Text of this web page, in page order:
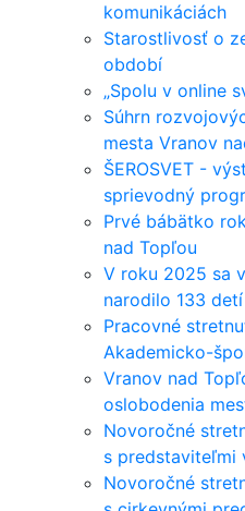
komunikáciách
Starostlivosť o
období
„Spolu v online
Súhrn
mesta Vranov
ŠEROSVET -
sprievodný
Prvé bábätko
nad Topľou
V roku 2025 sa
narodilo 133 detí
Pracovné
Akademicko-
Vranov nad
oslobodenia
Novoročné
s predstaviteľmi
Novoročné